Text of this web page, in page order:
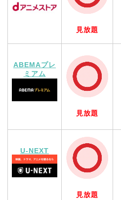
見放題
ABEMAプレ
ミアム
見放題
U-NEXT
見放題